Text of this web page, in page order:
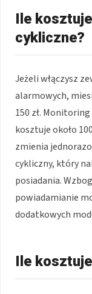
Ile
cykliczne?
Jeżeli włączysz
alarmowych,
150 zł.
kosztuje około
zmienia
cykliczny, który
posiadania.
powiadamianie
dodatkowych
Ile